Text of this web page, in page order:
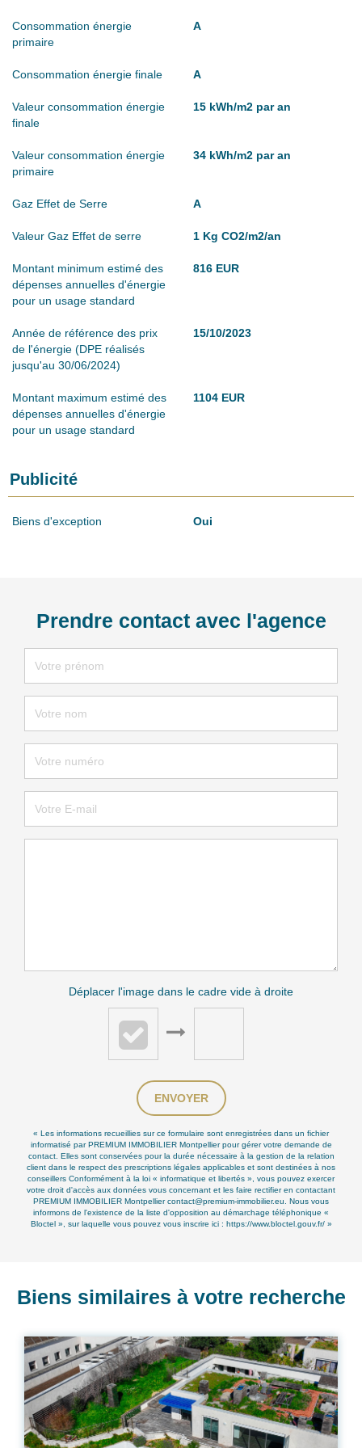
Consommation énergie
primaire
A
Consommation énergie finale A
Valeur consommation énergie
finale
15 kWh/m2 par an
Valeur consommation énergie
primaire
34 kWh/m2 par an
Gaz Effet de Serre A
Valeur Gaz Effet de serre 1 Kg CO2/m2/an
Montant minimum estimé des
dépenses annuelles d'énergie
pour un usage standard
816 EUR
Année de référence des prix
de l'énergie (DPE réalisés
jusqu'au 30/06/2024)
15/10/2023
Montant maximum estimé des
dépenses annuelles d'énergie
pour un usage standard
1104 EUR
Publicité
Biens d'exception Oui
Prendre contact avec l'agence
Déplacer l'image dans le cadre vide à droite
ENVOYER
« Les informations recueillies sur ce formulaire sont enregistrées dans un fichier
informatisé par PREMIUM IMMOBILIER Montpellier pour gérer votre demande de
contact. Elles sont conservées pour la durée nécessaire à la gestion de la relation
client dans le respect des prescriptions légales applicables et sont destinées à nos
conseillers Conformément à la loi « informatique et libertés », vous pouvez exercer
votre droit d'accès aux données vous concernant et les faire rectifier en contactant
PREMIUM IMMOBILIER Montpellier contact@premium-immobilier.eu. Nous vous
informons de l'existence de la liste d'opposition au démarchage téléphonique «
Bloctel », sur laquelle vous pouvez vous inscrire ici : https://www.bloctel.gouv.fr/»
Biens similaires à votre recherche